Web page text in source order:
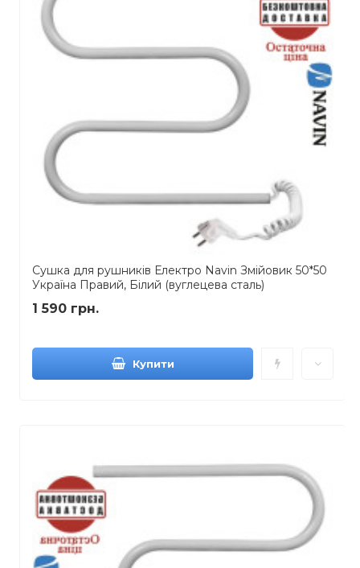
Сушка для рушників Електро Navin Змійовик 50*50
Україна Правий, Білий (вуглецева сталь)
1 590 грн.
Купити